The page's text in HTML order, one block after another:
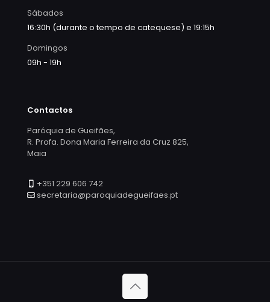
Sábados
16:30h (durante o tempo de catequese) e 19:15h
Domingos
09h - 19h
Contactos
Paróquia de Gueifães,
R. Profa. Dona Maria Ferreira da Cruz 825,
Maia
+351 229 606 742
secretaria@paroquiadegueifaes.pt